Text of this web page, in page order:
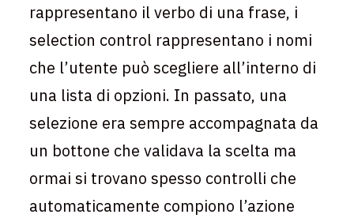
rappresentano il verbo di una frase, i
selection control rappresentano i nomi
che l’utente può scegliere all’interno di
una lista di opzioni. In passato, una
selezione era sempre accompagnata da
un bottone che validava la scelta ma
ormai si trovano spesso controlli che
automaticamente compiono l’azione